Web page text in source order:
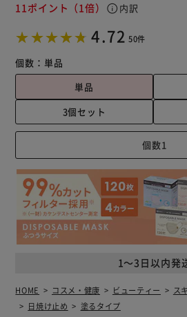
11ポイント （1倍） info 内訳
4.72 50件
個数： 単品
単品
3個セット
1～3日以内発
HOME コスメ・健康 ビューティー
ス
日焼け止め
塗るタイプ